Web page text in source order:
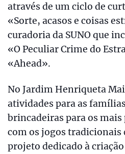
através de um ciclo de
«Sorte, acasos e coisas
curadoria da SUNO que
«O Peculiar Crime do
«Ahead».
No Jardim Henriqueta
atividades para as
brincadeiras para os mais
com os jogos tradicionais
projeto dedicado à